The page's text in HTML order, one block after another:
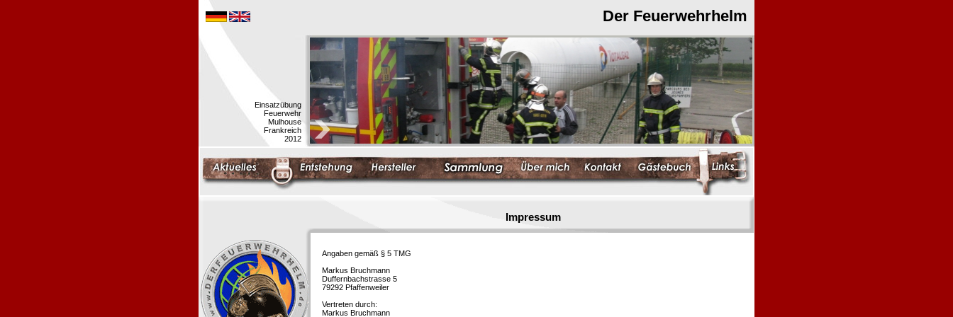
Der Feuerwehrhelm
Einsatzübung
Feuerwehr
Mulhouse
Frankreich
2012
Impressum
Angaben gemäß § 5 TMG
Markus Bruchmann
Duffernbachstrasse 5
79292 Pfaffenweiler
Vertreten durch:
Markus Bruchmann